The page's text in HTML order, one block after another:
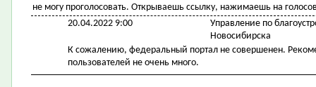
не могу проголосовать. Открываешь ссылку, нажимаешь на
20.04.2022 9:00
Управление по
Новосибирска
К сожалению, федеральный портал не совершенен.
пользователей не очень много.